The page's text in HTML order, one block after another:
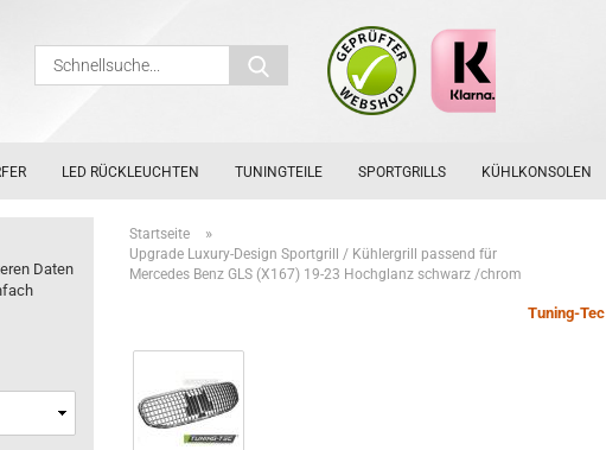
Schnellsuche...
LED RÜCKLEUCHTEN TUNINGTEILE SPORTGRILLS KÜHLKONSOLEN
Startseite »
Upgrade Luxury-Design Sportgrill / Kühlergrill passend für
Mercedes Benz GLS (X167) 19-23 Hochglanz schwarz /chrom
Tuning-Tec
Daten